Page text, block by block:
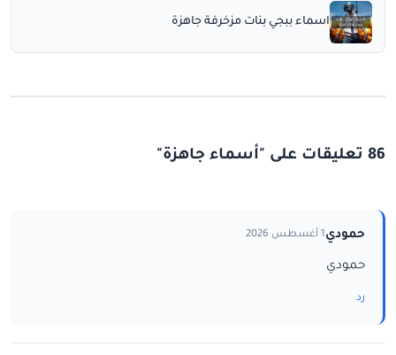
اسماء ببجي بنات مزخرفة جاهزة
86 تعليقات على "أسماء جاهزة"
حمودي1 أغسطس 2026
حمودي
رد